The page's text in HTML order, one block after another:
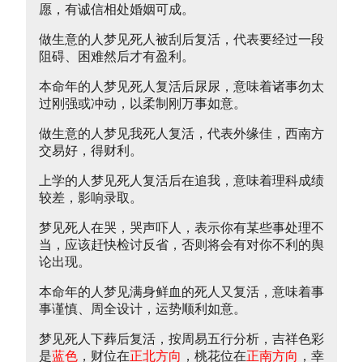
愿，有诚信相处婚姻可成。
做生意的人梦见死人被刮后复活，代表要经过一段
阻碍、困难然后才有盈利。
本命年的人梦见死人复活后尿尿，意味着诸事勿太
过刚强或冲动，以柔制刚万事如意。
做生意的人梦见我死人复活，代表外缘佳，西南方
交易好，得财利。
上学的人梦见死人复活后在追我，意味着理科成绩
较差，影响录取。
梦见死人在哭，哭声吓人，表示你有某些事处理不
当，应该赶快检讨反省，否则将会有对你不利的舆
论出现。
本命年的人梦见满身鲜血的死人又复活，意味着事
事谨慎、周全设计，运势顺利如意。
梦见死人下葬后复活，按周易五行分析，吉祥色彩
是蓝色 ，财位在正北方向 ，桃花位在正南方向 ，幸